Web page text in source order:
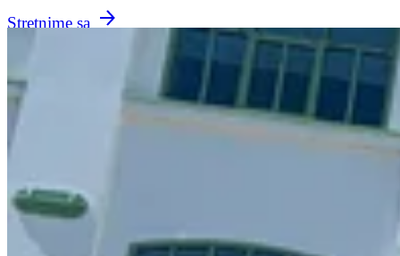
Stretnime sa